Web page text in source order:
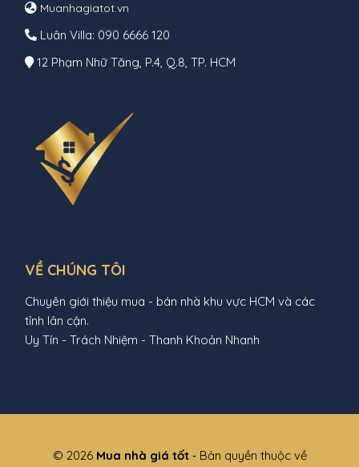
Muanhagiatot.vn
Luân Villa: 090 6666 120
12 Phạm Nhữ Tăng, P.4, Q.8, TP. HCM
VỀ CHÚNG TÔI
Chuyên giới thiệu mua - bán nhà khu vực HCM và các
tỉnh lân cận.
Uy Tín - Trách Nhiệm - Thanh Khoản Nhanh
© 2026 Mua nhà giá tốt‐ Bản quyền thuộc về